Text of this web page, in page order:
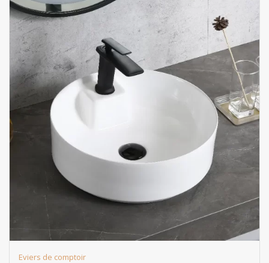
Eviers de comptoir